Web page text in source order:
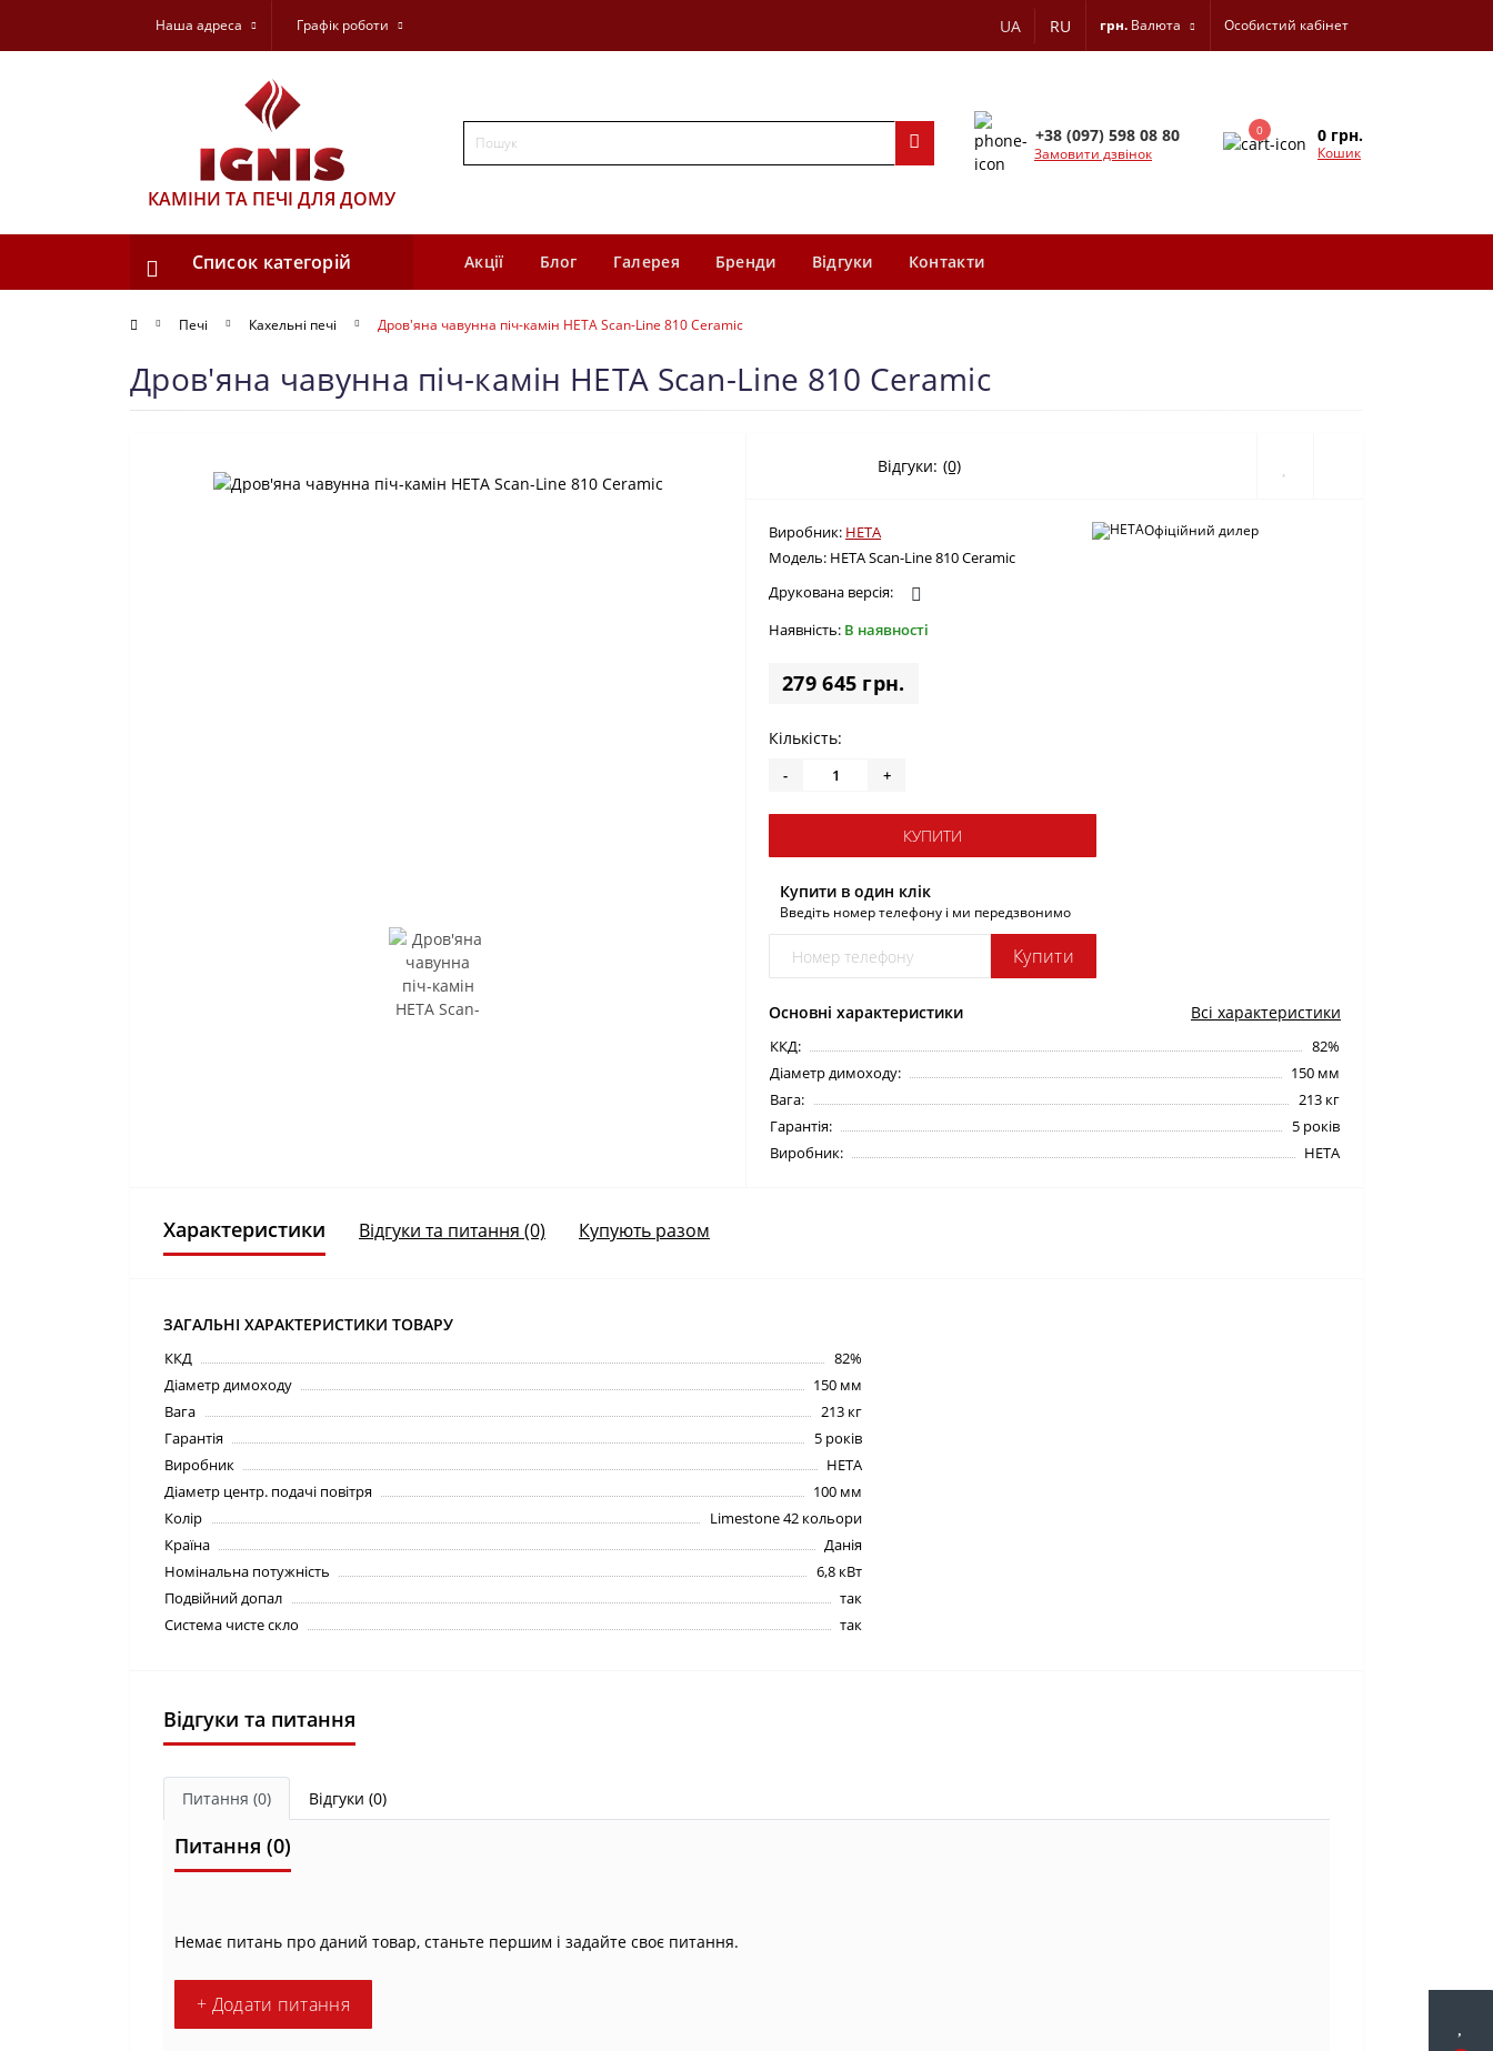
Наша адреса Графік роботи UA RU грн. Валюта Особистий кабінет
КАМІНИ ТА ПЕЧІ ДЛЯ ДОМУ
+38 (097) 598 08 80
Замовити дзвінок
0 0 грн.
Кошик
Список категорій Акції Блог Галерея Бренди Відгуки Контакти
Печі Кахельні печі Дров'яна чавунна піч-камін HETA Scan-Line 810 Ceramic
Дров'яна чавунна піч-камін HETA Scan-Line 810 Ceramic
Відгуки: (0)
Виробник: HETA
Модель: HETA Scan-Line 810 Ceramic
Друкована версія:
Наявність: В наявності
279 645 грн.
Офіційний дилер
Основні характеристики Всі характеристики
ККД:
82%
Діаметр димоходу:
150 мм
Вага:
213 кг
Гарантія:
5 років
Виробник:
HETA
Кількість:
- +
КУПИТИ
Купити в один клік
Введіть номер телефону і ми передзвонимо
Купити
Характеристики Відгуки та питання (0) Купують разом
ЗАГАЛЬНІ ХАРАКТЕРИСТИКИ ТОВАРУ
ККД
82%
Діаметр димоходу
150 мм
Вага
213 кг
Гарантія
5 років
Виробник
HETA
Діаметр центр. подачі повітря
100 мм
Колір
Limestone 42 кольори
Країна
Данія
Номінальна потужність
6,8 кВт
Подвійний допал
так
Система чисте скло
так
Відгуки та питання
Питання (0) Відгуки (0)
Питання (0)
Немає питань про даний товар, станьте першим і задайте своє питання.
+ Додати питання